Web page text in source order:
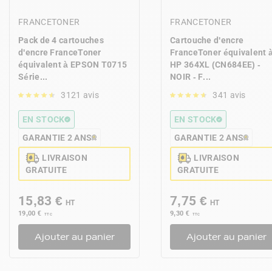
FRANCETONER
Pack de 4 cartouches
d'encre FranceToner
équivalent à EPSON T0715
Série...
3121 avis
EN STOCK
GARANTIE 2 ANS
LIVRAISON
GRATUITE
15,83 € HT
19,00 € TTC
Ajouter au panier
FRANCETONER
Cartouche d'encre
FranceToner équivalent
HP 364XL (CN684EE) -
NOIR - F...
341 avis
EN STOCK
GARANTIE 2 ANS
LIVRAISON
GRATUITE
7,75 € HT
9,30 € TTC
Ajouter au panier